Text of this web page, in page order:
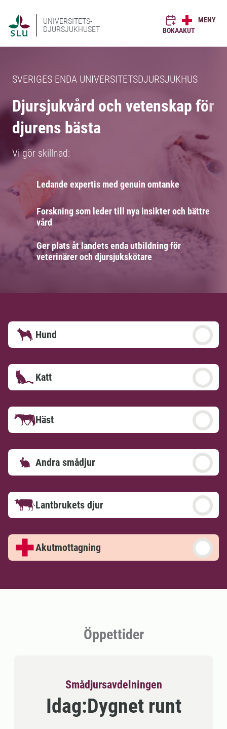
UNIVERSITETS-
DJURSJUKHUSET
BOKAAKUT
MENY
SVERIGES ENDA UNIVERSITETSDJURSJUKHUS
Djursjukvård och vetenskap för
djurens bästa
Vi gör skillnad:
Ledande expertis med genuin omtanke
Forskning som leder till nya insikter och bättre
vård
Ger plats åt landets enda utbildning för
veterinärer och djursjukskötare
Hund
Katt
Häst
Andra smådjur
Lantbrukets djur
Akutmottagning
Öppettider
Smådjursavdelningen
Idag:Dygnet runt